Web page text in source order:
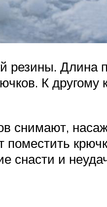
резины.
К
снимают,
снасти и